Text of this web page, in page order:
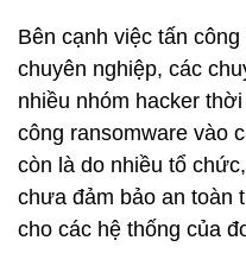
Bên cạnh việc tấn
chuyên nghiệp, các
nhiều nhóm hacker
công ransomware vào
còn là do nhiều tổ
chưa đảm bảo an toàn
cho các hệ thống của